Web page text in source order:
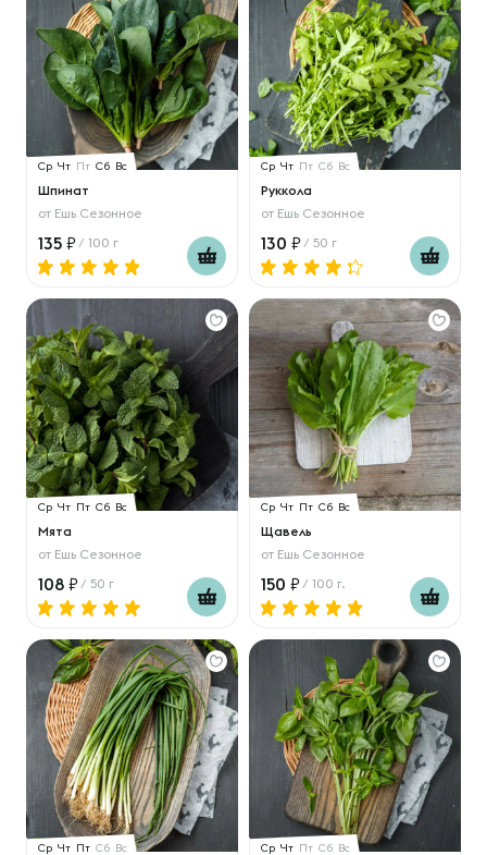
Ср Чт Пт Сб Вс
Шпинат
от Ешь Сезонное
135 / 100 г
Ср Чт Пт Сб Вс
Руккола
от Ешь Сезонное
130 / 50 г
Ср Чт Пт Сб Вс
Мята
от Ешь Сезонное
108 / 50 г
Ср Чт Пт Сб Вс
Щавель
от Ешь Сезонное
150 / 100 г.
Ср Чт Пт Сб Вс Ср Чт Пт Сб Вс